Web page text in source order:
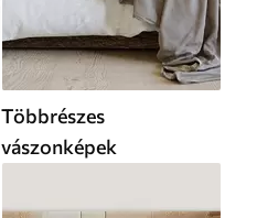
Többrészes
vászonképek